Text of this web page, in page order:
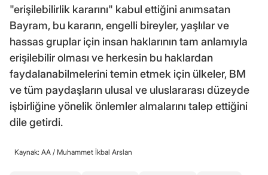
"erişilebilirlik kararını" kabul ettiğini anımsatan
Bayram, bu kararın, engelli bireyler, yaşlılar ve
hassas gruplar için insan haklarının tam anlamıyla
erişilebilir olması ve herkesin bu haklardan
faydalanabilmelerini temin etmek için ülkeler, BM
ve tüm paydaşların ulusal ve uluslararası düzeyde
işbirliğine yönelik önlemler almalarını talep ettiğini
dile getirdi.
Kaynak: AA / Muhammet İkbal Arslan